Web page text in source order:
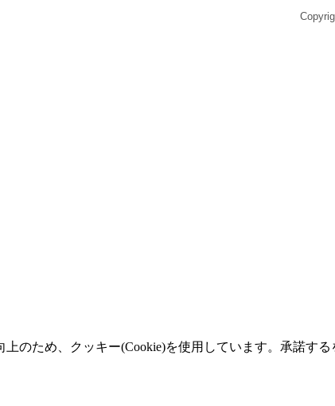
のため、クッキー(Cookie)を使用しています。承諾す